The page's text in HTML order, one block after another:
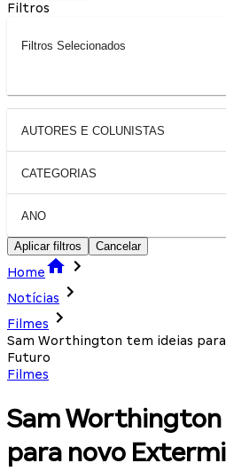
Filtros
Filtros Selecionados
AUTORES E COLUNISTAS
CATEGORIAS
ANO
Aplicar filtros Cancelar
Home
Notícias
Filmes
Sam Worthington tem ideias
Futuro
Filmes
Sam
para novo